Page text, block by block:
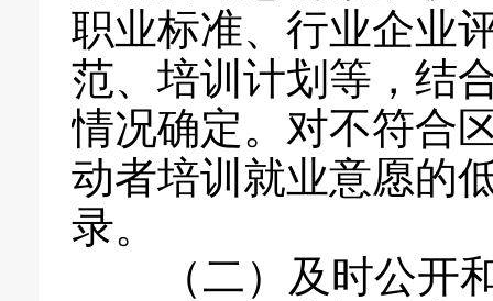
职业标准、行业企业
范、培训计划等，结
情况确定。对不符合
动者培训就业意愿的
录。
（二）及时公开和